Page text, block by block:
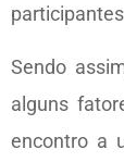
Sendo
alguns
encontro a